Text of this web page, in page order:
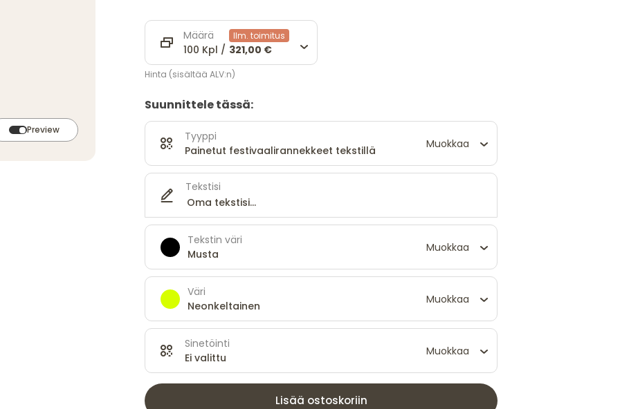
Preview
Määrä
100 Kpl /
Ilm. toimitus
321,00 €
Hinta (sisältää ALV:n)
Suunnittele tässä:
Tyyppi
Painetut festivaalirannekkeet tekstillä
Muokkaa
Tekstisi
Tekstin väri
Musta
Muokkaa
Väri
Neonkeltainen
Muokkaa
Sinetöinti
Ei valittu
Muokkaa
Lisää ostoskoriin